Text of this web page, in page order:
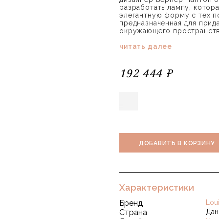
разработать лампу,
элегантную форму с тех
предназначенная для
окружающего
читать далее
192 444 ₽
ДОБАВИТЬ В КОРЗИНУ
Характеристики
Бренд
Страна